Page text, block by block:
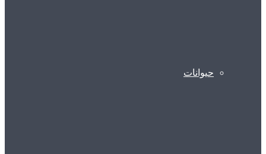
حیوانات